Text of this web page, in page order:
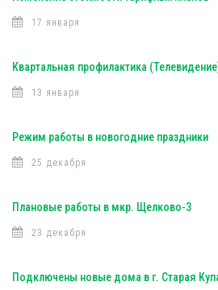
17 января
Квартальная профилактика
13 января
Режим работы в новогодние праздники
25 декабря
Плановые работы в мкр. Щелково-3
23 декабря
Подключены новые дома в г. Старая